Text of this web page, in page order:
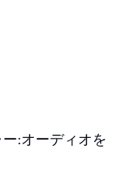
:オーディオを